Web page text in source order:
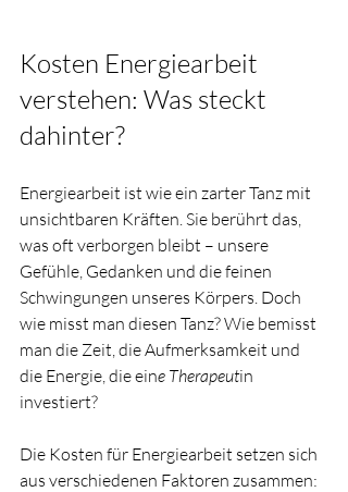
Kosten Energiearbeit
verstehen: Was steckt
dahinter?
Energiearbeit ist wie ein zarter Tanz mit
unsichtbaren Kräften. Sie berührt das,
was oft verborgen bleibt – unsere
Gefühle, Gedanken und die feinen
Schwingungen unseres Körpers. Doch
wie misst man diesen Tanz? Wie bemisst
man die Zeit, die Aufmerksamkeit und
die Energie, die eine Therapeutin
investiert?
Die Kosten für Energiearbeit setzen sich
aus verschiedenen Faktoren zusammen: